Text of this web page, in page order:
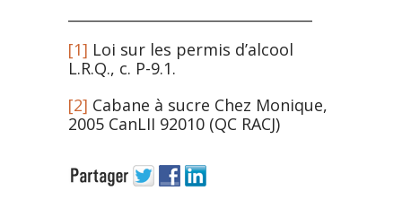
[1] Loi sur les permis d’alcool
L.R.Q., c. P-9.1.
[2] Cabane à sucre Chez Monique,
2005 CanLII 92010 (QC RACJ)